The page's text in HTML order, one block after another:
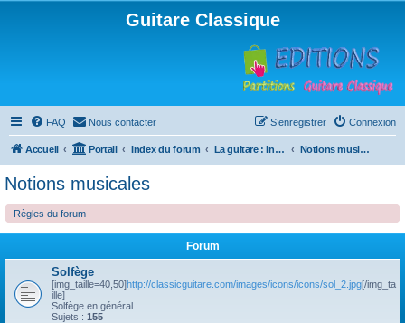
Guitare Classique
FAQ Nous contacter Connexion
S’enregistrer
Accueil Portail Index du forum La guitare : instrument, cours et théorie Notions musicales
Notions musicales
Règles du forum
Forum
Solfège
[img_taille=40,50]http://classicguitare.com/images/icons/icons/sol_2.jpg[/img_ta
ille]
Solfège en général.
Sujets : 155